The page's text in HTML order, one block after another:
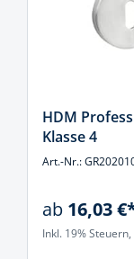
HDM
Klasse 4
Art.-Nr.:
ab 16,03
Inkl. 19% Steuern,